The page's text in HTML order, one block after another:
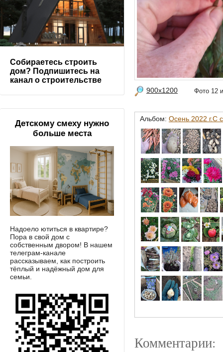
900x1200 Фото
Альбом: Осень 2022 г.С
Комментарии:
Собираетесь строить
дом? Подпишитесь на
канал о строительстве
Детскому смеху нужно
больше места
Надоело ютиться в квартире?
Пора в свой дом с
собственным двором! В нашем
телеграм-канале
рассказываем, как построить
тёплый и надёжный дом для
семьи.